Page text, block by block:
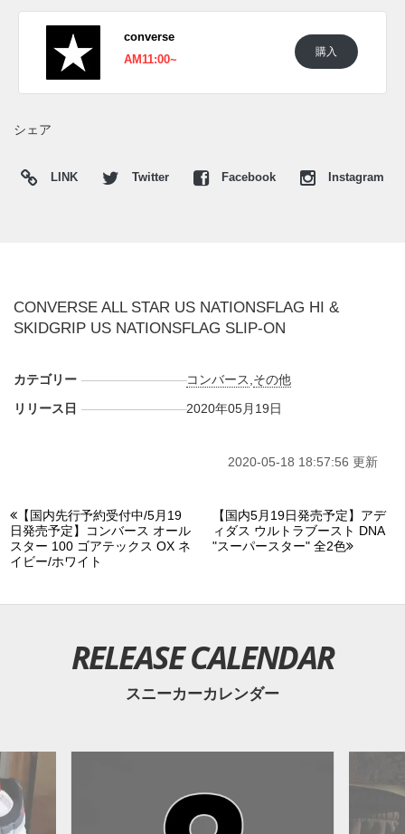
converse
AM11:00~
購入
シェア
LINK Twitter Facebook Instagram
CONVERSE ALL STAR US NATIONSFLAG HI &
SKIDGRIP US NATIONSFLAG SLIP-ON
カテゴリー コンバース その他
リリース日
2020年05月19日
2020-05-18 18:57:56 更新
【国内先行予約受付中/5月19
日発売予定】コンバース オール
スター 100 ゴアテックス OX ネ
イビー/ホワイト
【国内5月19日発売予定】アデ
ィダス ウルトラブースト DNA
"スーパースター" 全2色
RELEASE CALENDAR
スニーカーカレンダー